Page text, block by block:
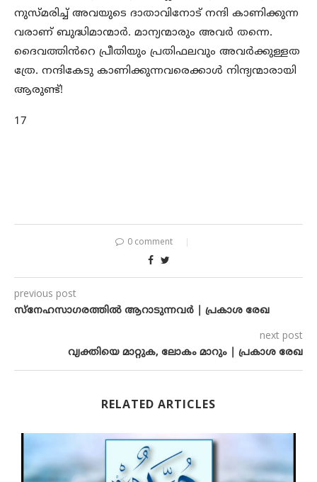
നുസ്മരിച്ച് അവയുടെ ദാതാവിനോട് നന്ദി കാണിക്കുന്ന
വരാണ് ബുദ്ധിമാന്മാർ. മാന്യന്മാരും അവർ തന്നെ.
ദൈവത്തിൻറെ പ്രീതിയും പ്രതിഫലവും അവർക്കുള്ളത
ത്രേ. നന്ദികേടു കാണിക്കുന്നവരെക്കാൾ നിന്ദ്യന്മാരായി
ആരുണ്ട്!
17
0 comment
previous post
സ്നേഹസാഗരത്തിൽ ആറാടുന്നവർ | പ്രകാശ രേഖ
next post
വ്യക്തിയെ മാറ്റുക, ലോകം മാറും | പ്രകാശ രേഖ
RELATED ARTICLES